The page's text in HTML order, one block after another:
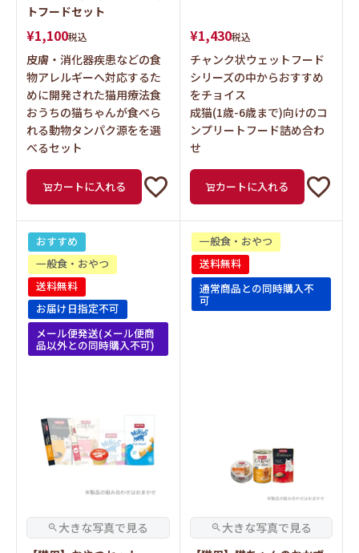
トフードセット
¥1,100税込
皮膚・消化器疾患などの食
物アレルギーへ対応するた
めに開発された猫用療法食
おうちの猫ちゃんが食べら
れる動物タンパク源をを選
べるセット
カートに入れる
¥1,430税込
チャンク状ウェットフード
シリーズの中からおすすめ
をチョイス
成猫(1歳-6歳まで)向けのコ
ンプリートフード詰め合わ
せ
カートに入れる
おすすめ
一般食・おやつ
送料無料
お届け日指定不可
メール便発送(メール便商
品以外との同時購入不可)
一般食・おやつ
送料無料
通常商品との同時購入不
可